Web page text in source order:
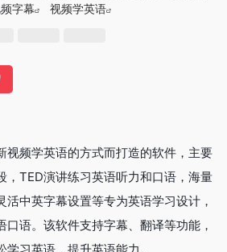
字幕 视频学英语
视频学英语的方式而打造的软件，主要
，TED演讲练习英语听力和口语，海量
中英字幕设置等专为英语学习设计，
语。该软件支持字幕、翻译等功能，